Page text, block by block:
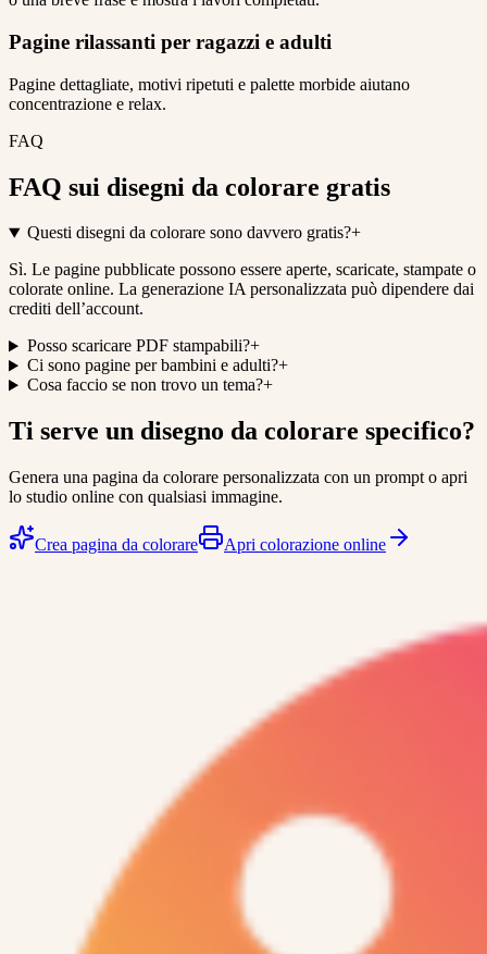
Pagine rilassanti per ragazzi e adulti
Pagine dettagliate, motivi ripetuti e palette morbide aiutano
concentrazione e relax.
FAQ
FAQ sui disegni da colorare gratis
Questi disegni da colorare sono davvero gratis?+
Sì. Le pagine pubblicate possono essere aperte, scaricate, stampate o
colorate online. La generazione IA personalizzata può dipendere dai
crediti dell’account.
Posso scaricare PDF stampabili?+
Ci sono pagine per bambini e adulti?+
Cosa faccio se non trovo un tema?+
Ti serve un disegno da colorare specifico?
Genera una pagina da colorare personalizzata con un prompt o apri
lo studio online con qualsiasi immagine.
Crea pagina da colorare Apri colorazione online